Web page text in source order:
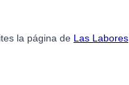
la página de Las Labores